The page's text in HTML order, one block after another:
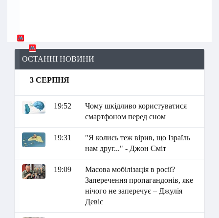
ОСТАННІ НОВИНИ
3 СЕРПНЯ
19:52
Чому шкідливо користуватися
смартфоном перед сном
19:31
"Я колись теж вірив, що Ізраїль
нам друг..." - Джон Сміт
19:09
Масова мобілізація в росії?
Заперечення пропагандонів, яке
нічого не заперечує – Джулія
Девіс